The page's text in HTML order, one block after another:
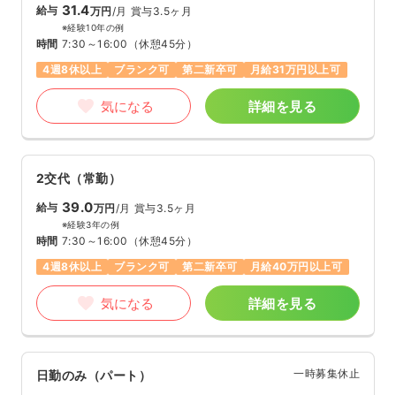
給与 31.4万円 /月 賞与3.5ヶ月
※経験10年の例
時間 7:30～16:00 （休憩45分）
4週8休以上
ブランク可 第二新卒可 月給31万円以上可
気になる 詳細を見る
2交代（常勤）
給与 39.0万円/月 賞与3.5ヶ月
※経験3年の例
時間 7:30～16:00 （休憩45分）
4週8休以上
ブランク可 第二新卒可 月給40万円以上可
気になる 詳細を見る
日勤のみ（パート） 一時募集休止